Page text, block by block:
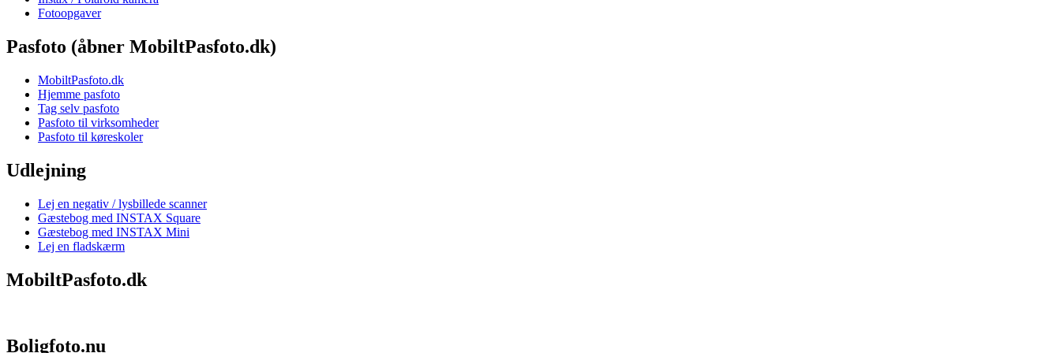
Fotoopgaver
Pasfoto (åbner MobiltPasfoto.dk)
MobiltPasfoto.dk
Hjemme pasfoto
Tag selv pasfoto
Pasfoto til virksomheder
Pasfoto til køreskoler
Udlejning
Lej en negativ / lysbillede scanner
Gæstebog med INSTAX Square
Gæstebog med INSTAX Mini
Lej en fladskærm
MobiltPasfoto.dk
Boligfoto.nu